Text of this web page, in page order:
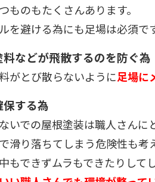
ものもたくさんあります。
を避ける為にも足場は必須で
料などが飛散するのを防ぐ為
がとび散らないように足場に
保する為
いでの屋根塗装は職人さんに
滑り落ちてしまう危険性も考
もできずムラもできたりして